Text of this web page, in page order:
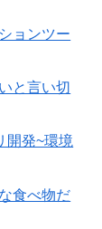
ョンツー
と言い切
開発~環境
食べ物だ